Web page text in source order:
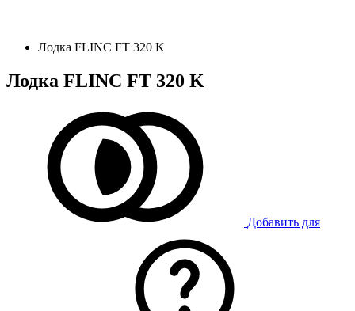
Лодка FLINC FT 320 K
Лодка FLINC FT 320 K
Добавить для